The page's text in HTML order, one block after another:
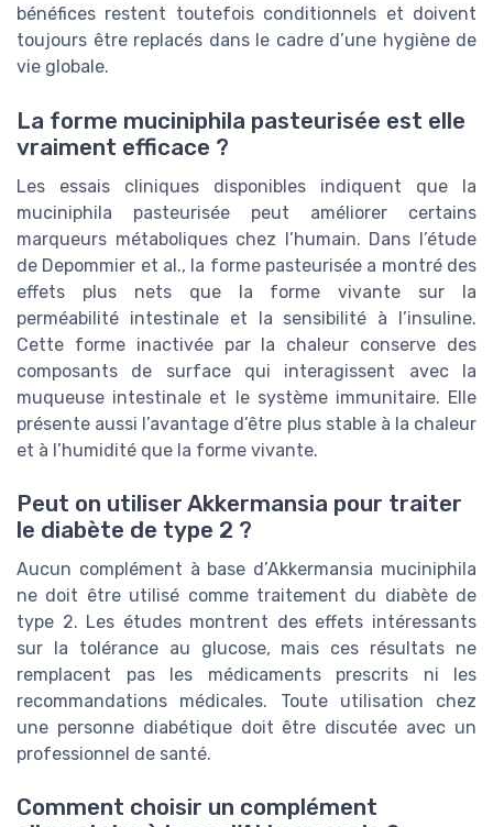
bénéfices restent toutefois conditionnels et doivent
toujours être replacés dans le cadre d’une hygiène de
vie globale.
La forme muciniphila pasteurisée est elle
vraiment efficace ?
Les essais cliniques disponibles indiquent que la
muciniphila pasteurisée peut améliorer certains
marqueurs métaboliques chez l’humain. Dans l’étude
de Depommier et al., la forme pasteurisée a montré des
effets plus nets que la forme vivante sur la
perméabilité intestinale et la sensibilité à l’insuline.
Cette forme inactivée par la chaleur conserve des
composants de surface qui interagissent avec la
muqueuse intestinale et le système immunitaire. Elle
présente aussi l’avantage d’être plus stable à la chaleur
et à l’humidité que la forme vivante.
Peut on utiliser Akkermansia pour traiter
le diabète de type 2 ?
Aucun complément à base d’Akkermansia muciniphila
ne doit être utilisé comme traitement du diabète de
type 2. Les études montrent des effets intéressants
sur la tolérance au glucose, mais ces résultats ne
remplacent pas les médicaments prescrits ni les
recommandations médicales. Toute utilisation chez
une personne diabétique doit être discutée avec un
professionnel de santé.
Comment choisir un complément